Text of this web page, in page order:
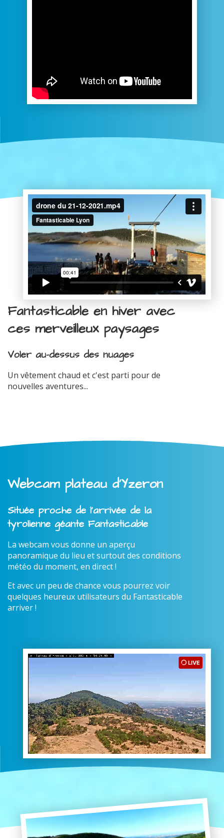
Fantasticable en hiver avec
ces merveilleux paysages
Voler au-dessus des nuages
Un vêtement chaud et c'est parti pour de
nouvelles aventures...
Webcam plateau d'Yzeron
Située proche de l'arrivée de la
tyrolienne géante Fantasticable
La webcam vous donne un aperçu
panoramique du lieu et surtout des conditions
météo du moment, en direct !
Et avec un peu de chance vous pourrez voir
quelques heureux utilisateurs du Fantasticable
arriver !